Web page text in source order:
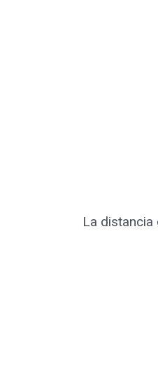
La distancia